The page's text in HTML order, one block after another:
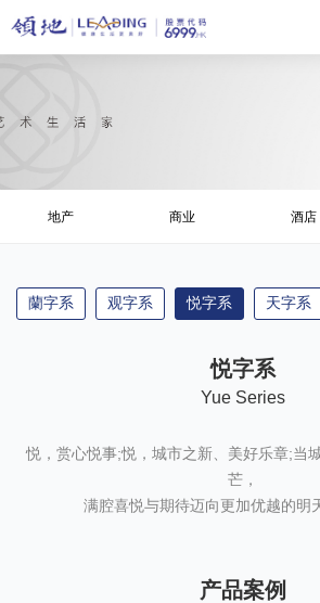
地产 商业 酒店
蘭字系 观字系 悦字系 天字系
悦字系
Yue Series
悦，赏心悦事;悦，城市之新、美好乐章;当
芒，
满腔喜悦与期待迈向更加优越的明
产品案例